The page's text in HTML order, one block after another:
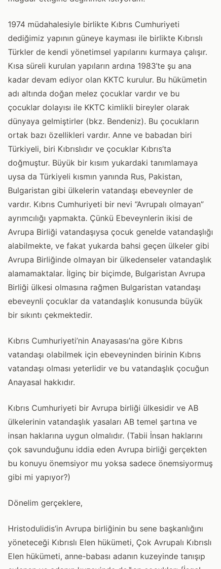
1974 müdahalesiyle birlikte Kıbrıs Cumhuriyeti
dediğimiz yapının güneye kayması ile birlikte Kıbrıslı
Türkler de kendi yönetimsel yapılarını kurmaya çalışır.
Kısa süreli kurulan yapıların ardına 1983’te şu ana
kadar devam ediyor olan KKTC kurulur. Bu hükümetin
adı altında doğan melez çocuklar vardır ve bu
çocuklar dolayısı ile KKTC kimlikli bireyler olarak
dünyaya gelmiştirler (bkz. Bendeniz). Bu çocukların
ortak bazı özellikleri vardır. Anne ve babadan biri
Türkiyeli, biri Kıbrıslıdır ve çocuklar Kıbrıs’ta
doğmuştur. Büyük bir kısım yukardaki tanımlamaya
uysa da Türkiyeli kısmın yanında Rus, Pakistan,
Bulgaristan gibi ülkelerin vatandaşı ebeveynler de
vardır. Kıbrıs Cumhuriyeti bir nevi “Avrupalı olmayan”
ayrımcılığı yapmakta. Çünkü Ebeveynlerin ikisi de
Avrupa Birliği vatandaşıysa çocuk genelde vatandaşlığı
alabilmekte, ve fakat yukarda bahsi geçen ülkeler gibi
Avrupa Birliğinde olmayan bir ülkedenseler vatandaşlık
alamamaktalar. İlginç bir biçimde, Bulgaristan Avrupa
Birliği ülkesi olmasına rağmen Bulgaristan vatandaşı
ebeveynli çocuklar da vatandaşlık konusunda büyük
bir sıkıntı çekmektedir.
Kıbrıs Cumhuriyeti’nin Anayasası’na göre Kıbrıs
vatandaşı olabilmek için ebeveyninden birinin Kıbrıs
vatandaşı olması yeterlidir ve bu vatandaşlık çocuğun
Anayasal hakkıdır.
Kıbrıs Cumhuriyeti bir Avrupa birliği ülkesidir ve AB
ülkelerinin vatandaşlık yasaları AB temel şartına ve
insan haklarına uygun olmalıdır. (Tabii İnsan haklarını
çok savunduğunu iddia eden Avrupa birliği gerçekten
bu konuyu önemsiyor mu yoksa sadece önemsiyormuş
gibi mi yapıyor?)
Dönelim gerçeklere,
Hristodulidis’in Avrupa birliğinin bu sene başkanlığını
yöneteceği Kıbrıslı Elen hükümeti, Çok Avrupalı Kıbrıslı
Elen hükümeti, anne-babası adanın kuzeyinde tanışıp